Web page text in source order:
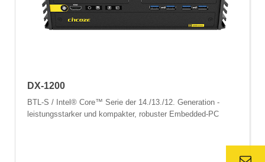
DX-1200
BTL-S / Intel® Core™ Serie der 14./13./12. Generation -
leistungsstarker und kompakter, robuster Embedded-PC